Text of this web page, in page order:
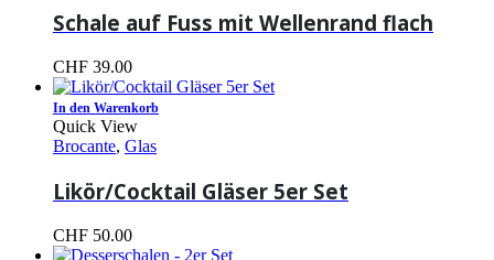
Schale auf Fuss mit Wellenrand flach
CHF 39.00
In den Warenkorb
Quick View
Brocante, Glas
Likör/Cocktail Gläser 5er Set
CHF 50.00